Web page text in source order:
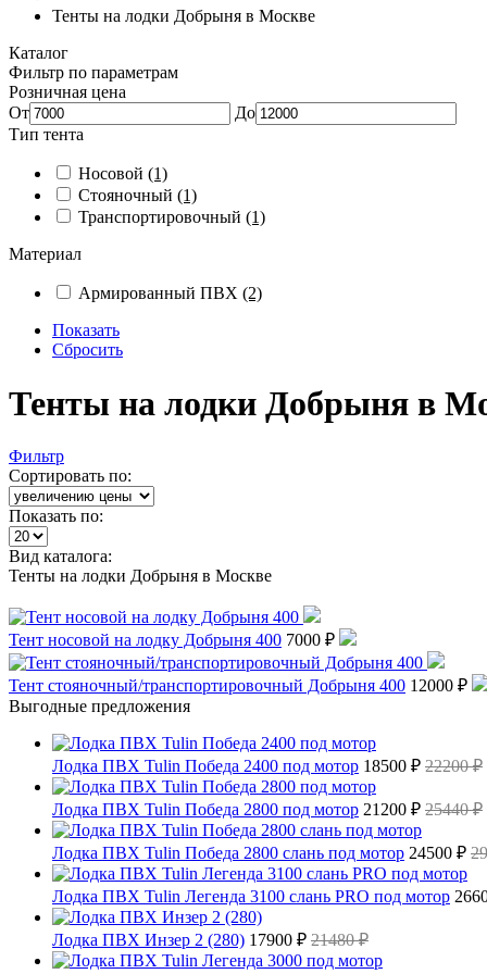
Тенты на лодки Добрыня в Москве
Каталог
Фильтр по параметрам
Розничная цена
От
До
Тип тента
Носовой (1)
Стояночный (1)
Транспортировочный (1)
Материал
Армированный ПВХ (2)
Показать
Сбросить
Тенты на лодки Добрыня в
Фильтр
Сортировать по:
Показать по:
Вид каталога:
Тенты на лодки Добрыня в Москве
Тент носовой на лодку Добрыня 400 7000 ₽
Тент стояночный/транспортировочный Добрыня 400 12000 ₽
Выгодные предложения
Лодка ПВХ Tulin Победа 2400 под мотор 18500 ₽ 22200 ₽
Лодка ПВХ Tulin Победа 2800 под мотор 21200 ₽ 25440 ₽
Лодка ПВХ Tulin Победа 2800 слань под мотор 24500 ₽
Лодка ПВХ Tulin Легенда 3100 слань PRO под мотор
Лодка ПВХ Инзер 2 (280) 17900 ₽ 21480 ₽